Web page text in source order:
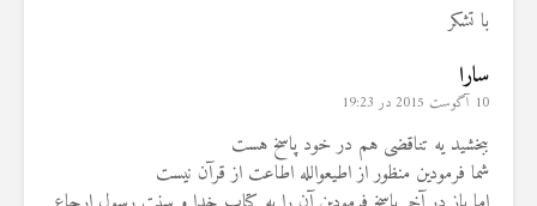
با تشکر
سارا
10 آگوست 2015 در 19:23
ببخشيد يه تناقضى هم در خود پاسخ هست
شما فرمودين منظور از اطيعوالله اطاعت از قرآن نيست